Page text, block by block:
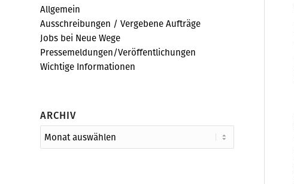
Allgemein
Ausschreibungen / Vergebene Aufträge
Jobs bei Neue Wege
Pressemeldungen/Veröffentlichungen
Wichtige Informationen
ARCHIV